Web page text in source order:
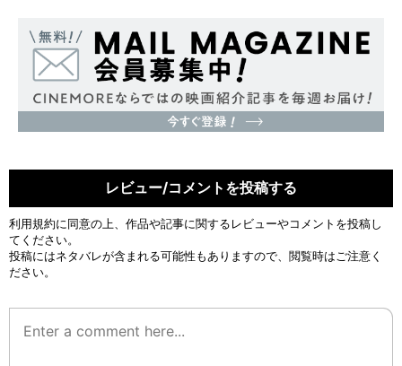
レビュー/コメントを投稿する
利用規約に同意の上、作品や記事に関するレビューやコメントを投稿し
てください。
投稿にはネタバレが含まれる可能性もありますので、閲覧時はご注意く
ださい。